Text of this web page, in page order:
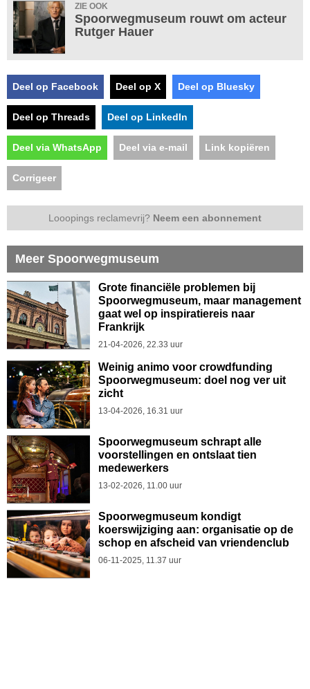
ZIE OOK
Spoorwegmuseum rouwt om acteur
Rutger Hauer
Deel op Facebook Deel op X Deel op Bluesky
Deel op Threads Deel op LinkedIn
Deel via WhatsApp Deel via e-mail Link kopiëren
Corrigeer
Looopings reclamevrij? Neem een abonnement
Meer Spoorwegmuseum
Grote financiële problemen bij
Spoorwegmuseum, maar management
gaat wel op inspiratiereis naar
Frankrijk
21-04-2026, 22.33 uur
Weinig animo voor crowdfunding
Spoorwegmuseum: doel nog ver uit
zicht
13-04-2026, 16.31 uur
Spoorwegmuseum schrapt alle
voorstellingen en ontslaat tien
medewerkers
13-02-2026, 11.00 uur
Spoorwegmuseum kondigt
koerswijziging aan: organisatie op de
schop en afscheid van vriendenclub
06-11-2025, 11.37 uur